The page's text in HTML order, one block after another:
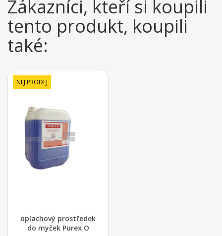
Zákazníci, kteří si koupili
tento produkt, koupili
také:
NEJ PRODEJ
oplachový prostředek
do myček Purex O